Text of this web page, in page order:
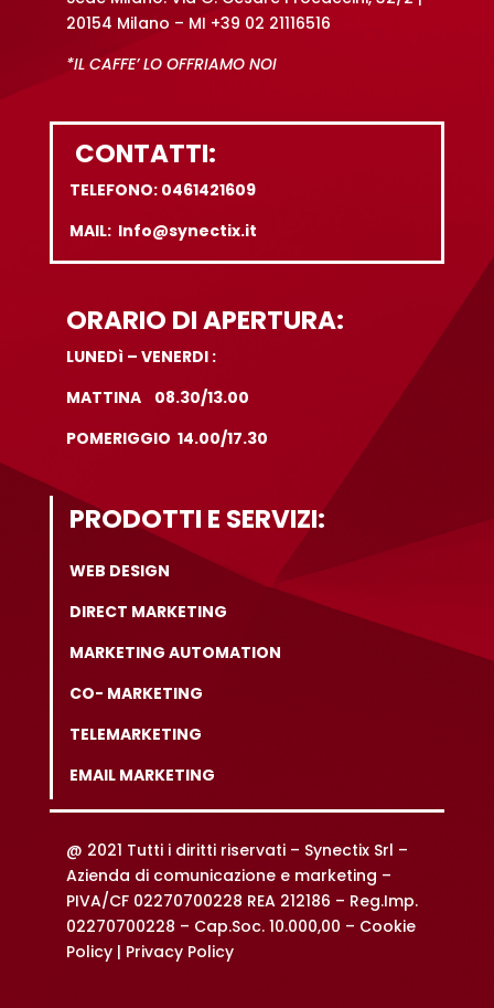
20154 Milano – MI +39 02 21116516
*IL CAFFE’ LO OFFRIAMO NOI
CONTATTI:
TELEFONO: 0461421609
MAIL: Info@synectix.it
ORARIO DI APERTURA:
LUNEDì – VENERDI :
MATTINA 08.30/13.00
POMERIGGIO 14.00/17.30
PRODOTTI E SERVIZI:
WEB DESIGN
DIRECT MARKETING
MARKETING AUTOMATION
CO- MARKETING
TELEMARKETING
EMAIL MARKETING
@ 2021 Tutti i diritti riservati – Synectix Srl –
Azienda di comunicazione e marketing –
PIVA/CF 02270700228 REA 212186 – Reg.Imp.
02270700228 – Cap.Soc. 10.000,00 – Cookie
Policy | Privacy Policy